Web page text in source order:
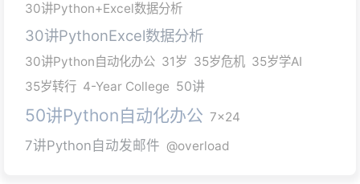
30讲Python+Excel数据分析
30讲PythonExcel数据分析
30讲Python自动化办公 31岁 35岁危机 35岁学AI
35岁转行 4-Year College 50讲
50讲Python自动化办公 7x24
7讲Python自动发邮件 @overload